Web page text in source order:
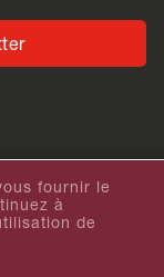
fournir le
à
de